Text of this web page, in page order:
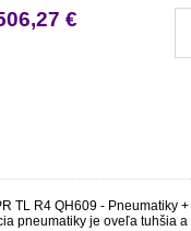
€
TL R4 QH609 - Pneumatiky
pneumatiky je oveľa tuhšia